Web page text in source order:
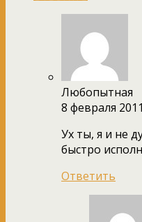
Любопытная
8 февраля 2011
Ух ты, я и не
быстро
Ответить